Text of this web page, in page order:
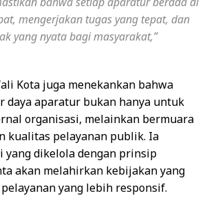
mengerjakan tugas yang tepat, dan
yang nyata bagi masyarakat,”
Kota juga menekankan bahwa
daya aparatur bukan hanya untuk
organisasi, melainkan bermuara
kualitas pelayanan publik. Ia
yang dikelola dengan prinsip
akan melahirkan kebijakan yang
yang lebih responsif.